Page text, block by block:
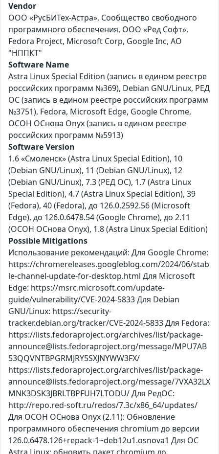
Vendor
ООО «РусБИТех-Астра», Сообщество свободного
программного обеспечения, ООО «Ред Софт»,
Fedora Project, Microsoft Corp, Google Inc, АО
"НППКТ"
Software Name
Astra Linux Special Edition (запись в едином реестре
российских программ №369), Debian GNU/Linux, РЕД
ОС (запись в едином реестре российских программ
№3751), Fedora, Microsoft Edge, Google Chrome,
ОСОН ОСнова Оnyx (запись в едином реестре
российских программ №5913)
Software Version
1.6 «Смоленск» (Astra Linux Special Edition), 10
(Debian GNU/Linux), 11 (Debian GNU/Linux), 12
(Debian GNU/Linux), 7.3 (РЕД ОС), 1.7 (Astra Linux
Special Edition), 4.7 (Astra Linux Special Edition), 39
(Fedora), 40 (Fedora), до 126.0.2592.56 (Microsoft
Edge), до 126.0.6478.54 (Google Chrome), до 2.11
(ОСОН ОСнова Оnyx), 1.8 (Astra Linux Special Edition)
Possible Mitigations
Использование рекомендаций: Для Google Chrome:
https://chromereleases.googleblog.com/2024/06/stab
le-channel-update-for-desktop.html Для Microsoft
Edge: https://msrc.microsoft.com/update-
guide/vulnerability/CVE-2024-5833 Для Debian
GNU/Linux: https://security-
tracker.debian.org/tracker/CVE-2024-5833 Для Fedora:
https://lists.fedoraproject.org/archives/list/package-
announce@lists.fedoraproject.org/message/MPU7AB
53QQVNTBPGRMJRY5SXJNYWW3FX/
https://lists.fedoraproject.org/archives/list/package-
announce@lists.fedoraproject.org/message/7VXA32LX
MNK3DSK3JBRLTBPFUH7LTODU/ Для РедОС:
http://repo.red-soft.ru/redos/7.3c/x86_64/updates/
Для ОСОН ОСнова Оnyx (2.11): Обновление
программного обеспечения chromium до версии
126.0.6478.126+repack-1~deb12u1.osnova1 Для ОС